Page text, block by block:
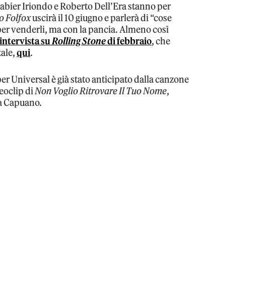
Iriondo e Roberto Dell’Era stanno per
Folfoxuscirà il 10 giugno e parlerà di “cose
venderli, ma con la pancia. Almeno così
intervista suRolling Stonedi febbraio, che
qui.
Universal è già stato anticipato dalla canzone
diNon Voglio Ritrovare Il Tuo Nome,